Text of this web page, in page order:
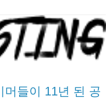
머들이 11년 된 공